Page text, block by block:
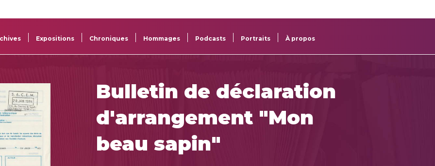
Sacem
projets
Sacem
des œuvres
Expositions Chroniques Hommages Podcasts Portraits À propos
Bulletin de déclaration
d'arrangement "Mon
beau sapin"